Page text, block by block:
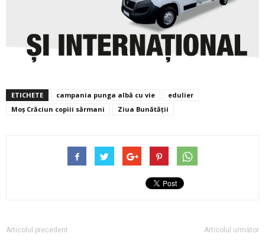
ETICHETE campania punga albă cu vie
edulier
Moș Crăciun copiii sărmani
Ziua Bunătății
Articolul precedent Articolul următor